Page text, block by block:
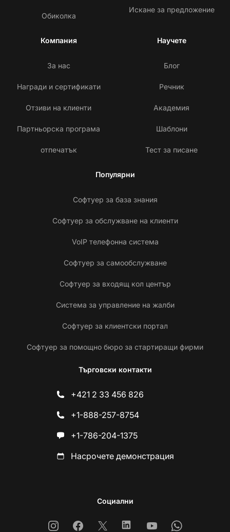
Обиколка
Искане за предложение
Компания
За нас
Награди и сертификати
Отзиви на клиенти
Партньорска програма
отпечатък
Научете
Блог
Речник
Академия
Шаблони
Тест за писане
Популярни
Софтуер за база знания
Софтуер за обслужване на клиенти
VoIP телефонна система
Софтуер за самообслужване
Софтуер за входящ кол център
Система за управление на жалби
Софтуер за клиентски портал
Софтуер за помощно бюро за стартиращи фирми
Търговски контакти
+421 2 33 456 826
+1-888-257-8754
+1-786-204-1375
Насрочете демонстрация
Социални
InstagramFacebook
X LinkedinYoutubeWhatsapp